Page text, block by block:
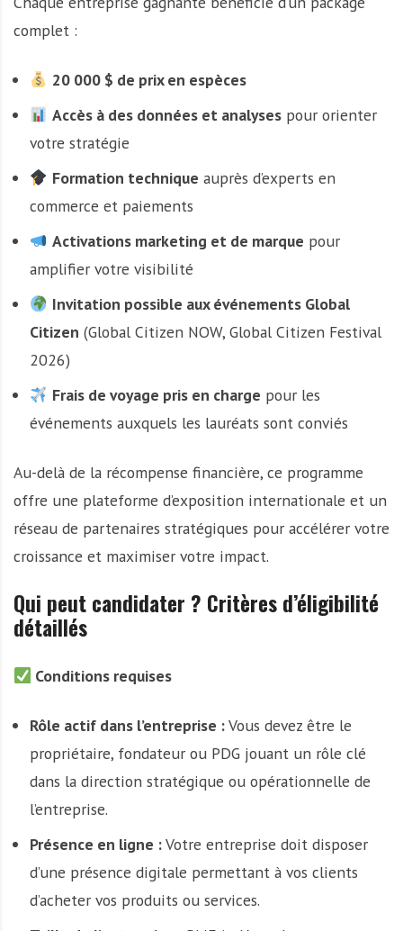
complet :
20 000 $ de prix en espèces
Accès à des données et analysespour orienter
votre stratégie
Formation technique auprès d’experts en
commerce et paiements
Activations marketing et de marque pour
amplifier votre visibilité
Invitation possible aux événements Global
Citizen (Global Citizen NOW, Global Citizen Festival
2026)
Frais de voyage pris en charge pour les
événements auxquels les lauréats sont conviés
Au-delà de la récompense financière, ce programme
offre une plateforme d’exposition internationale et un
réseau de partenaires stratégiques pour accélérer votre
croissance et maximiser votre impact.
Qui peut candidater ? Critères d’éligibilité
détaillés
Conditions requises
Rôle actif dans l’entreprise :Vous devez être le
propriétaire, fondateur ou PDG jouant un rôle clé
dans la direction stratégique ou opérationnelle de
l’entreprise.
Présence en ligne :Votre entreprise doit disposer
d’une présence digitale permettant à vos clients
d’acheter vos produits ou services.